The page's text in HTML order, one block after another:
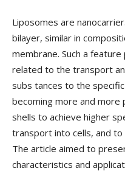
Liposomes are
bilayer, similar in
membrane. Such a
related to the transport
subs tances to the
becoming more and more
shells to achieve higher
transport into cells, and to
The article aimed to
characteristics and